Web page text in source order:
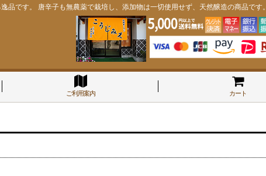
です。 唐辛子も無農薬で栽培し、添加物は一切使用せず、天然醸造の商品です。
ご利用案内 カート